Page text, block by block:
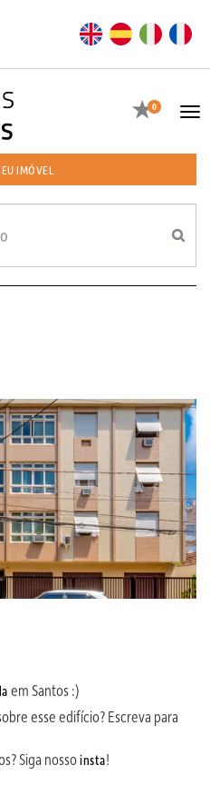
EN ES
Favoritos
0
IMÓVEL
em Santos :)
esse edifício? Escreva para
Siga nossoinsta!